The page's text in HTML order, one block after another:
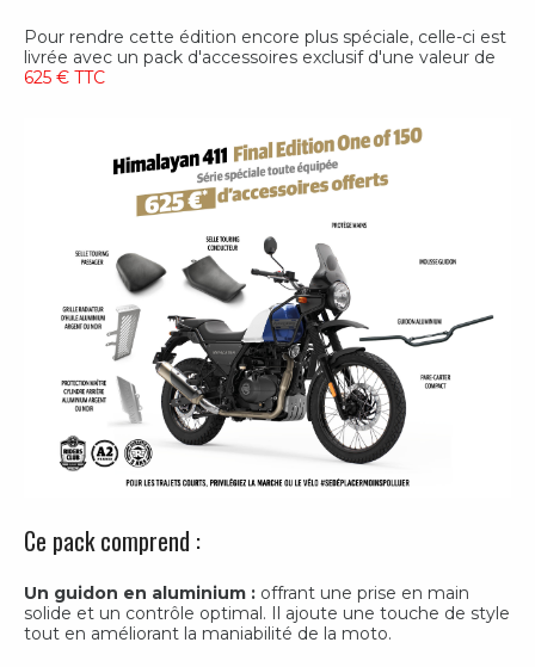
Pour rendre cette édition encore plus spéciale, celle-ci est
livrée avec un pack d'accessoires exclusif d'une valeur de
625 € TTC
Ce pack comprend :
Un guidon en aluminium : offrant une prise en main
solide et un contrôle optimal. Il ajoute une touche de style
tout en améliorant la maniabilité de la moto.